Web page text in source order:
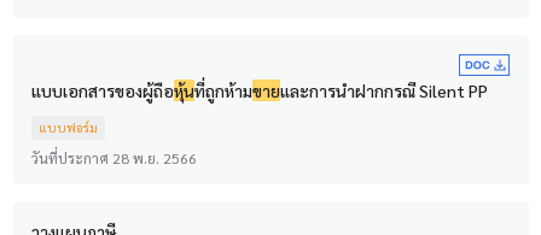
แบบเอกสารของผู้ถือหุ้นที่ถูกห้ามขายและการนำฝากกรณี Silent PP
แบบฟอร์ม
วันที่ประกาศ 28 พ.ย. 2566